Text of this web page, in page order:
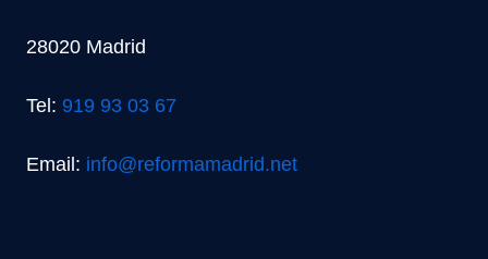
28020 Madrid
Tel: 919 93 03 67
Email: info@reformamadrid.net